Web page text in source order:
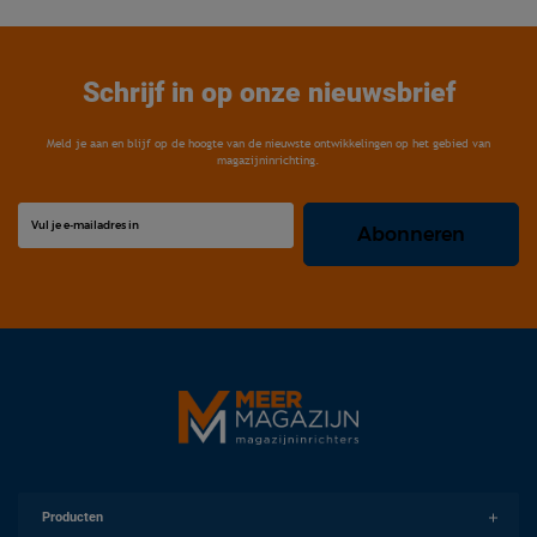
Schrijf in op onze nieuwsbrief
Meld je aan en blijf op de hoogte van de nieuwste ontwikkelingen op het gebied van
magazijninrichting.
Producten